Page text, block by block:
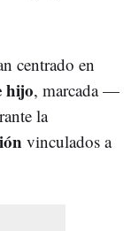
centrado en
hijo, marcada —
la
vinculados a